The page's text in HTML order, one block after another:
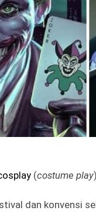
(costume play
dan konvensi